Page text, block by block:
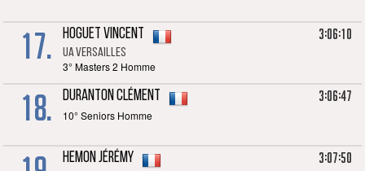
17. HOGUET Vincent
UA VERSAILLES
3° Masters 2 Homme
3:06:10
18. DURANTON Clément
10° Seniors Homme
3:06:47
HEMON Jérémy 3:07:50